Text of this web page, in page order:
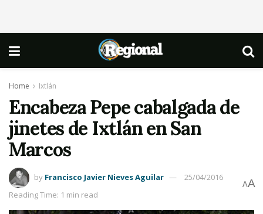
Home Ixtlán
Encabeza Pepe cabalgada de
jinetes de Ixtlán en San
Marcos
by Francisco Javier Nieves Aguilar
25/04/2016
Reading Time: 1 min read
AA